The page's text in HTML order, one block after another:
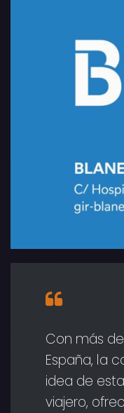
Con más
España, la
idea de
viajero,